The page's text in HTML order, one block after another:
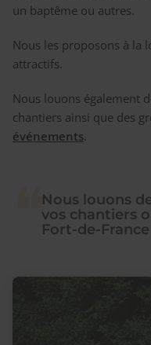
un baptême ou autres.
Nous les proposons à la
attractifs.
Nous louons également
chantiers ainsi que des
événements.
Nous louons
vos chantiers
Fort-de-France